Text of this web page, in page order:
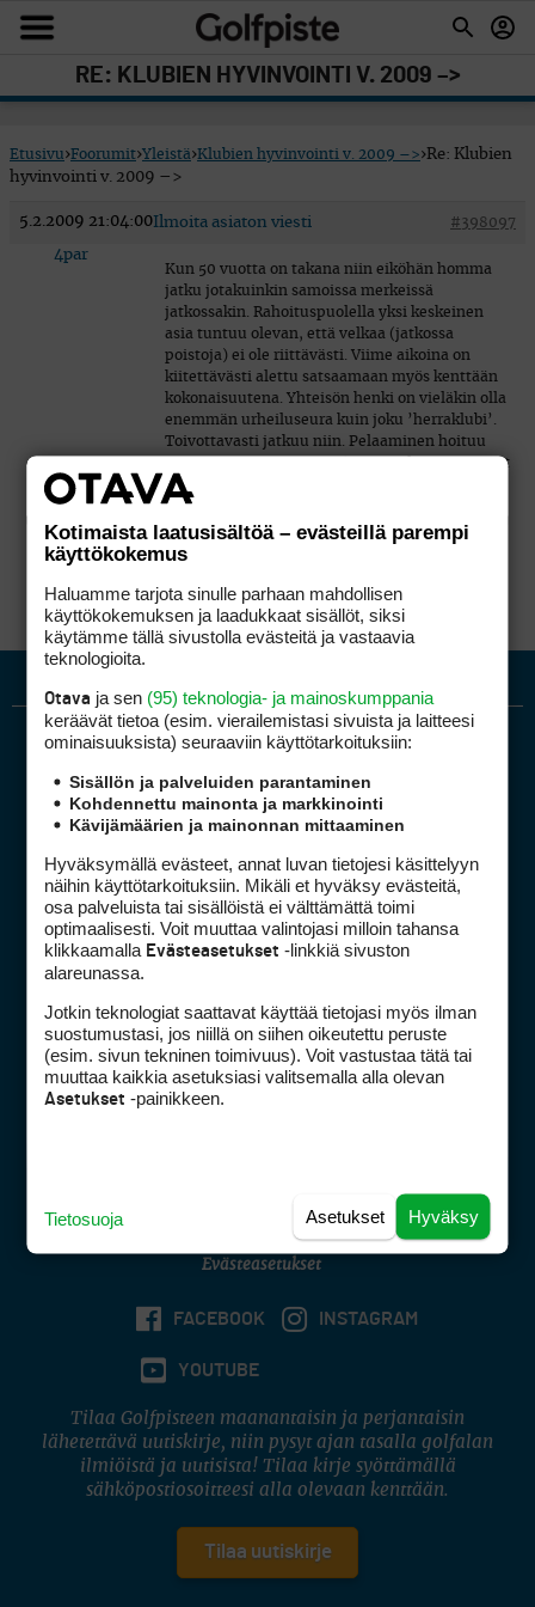
RE: KLUBIEN HYVINVOINTI V. 2009 –>
Etusivu›Foorumit›Yleistä›Klubien hyvinvointi v. 2009 –>›Re: Klubien
hyvinvointi v. 2009 –>
5.2.2009 21:04:00 #398097
Ilmoita asiaton viesti
4par
Kun 50 vuotta on takana niin eiköhän homma
jatku jotakuinkin samoissa merkeissä
jatkossakin. Rahoituspuolella yksi keskeinen
asia tuntuu olevan, että velkaa (jatkossa
poistoja) ei ole riittävästi. Viime aikoina on
kiitettävästi alettu satsaamaan myös kenttään
kokonaisuutena. Yhteisön henki on vieläkin olla
enemmän urheiluseura kuin joku ’herraklubi’.
Toivottavasti jatkuu niin. Pelaaminen hoituu
sopivan ripeästi ja oma-/vieraspelaaminen ovat
hyvässä tasapainossa.
Siis: no hätä!
Golfpiste mediakortti
Mediahinnasto
Tietoa verkon kävijöistä
Asiakaspalvelu
Digipalvelut(09) 156 6227
Käyttöehdot
Evästeasetukset
FACEBOOK INSTAGRAM
YOUTUBE
Tilaa Golfpisteen maanantaisin ja perjantaisin
lähetettävä uutiskirje, niin pysyt ajan tasalla golfalan
ilmiöistä ja uutisista! Tilaa kirje syöttämällä
sähköpostiosoitteesi alla olevaan kenttään.
Tilaa uutiskirje
Kotimaista laatusisältöä – evästeillä parempi
käyttökokemus
Haluamme tarjota sinulle parhaan mahdollisen
käyttökokemuksen ja laadukkaat sisällöt, siksi
käytämme tällä sivustolla evästeitä ja vastaavia
teknologioita.
Otava ja sen (95) teknologia- ja mainoskumppania
keräävät tietoa (esim. vierailemis­tasi sivuista ja laitteesi
ominaisuuk­sista) seuraaviin käyttötarkoituksiin:
Sisällön ja palveluiden parantaminen
Kohdennettu mainonta ja markkinointi
Kävijämäärien ja mainonnan mittaaminen
Hyväksymällä evästeet, annat luvan tietojesi käsittelyyn
näihin käyttötarkoituksiin. Mikäli et hyväksy evästeitä,
osa palveluista tai sisällöistä ei välttämättä toimi
optimaalisesti. Voit muuttaa valintojasi milloin tahansa
klikkaamalla Evästeasetukset -linkkiä sivuston
alareunassa.
Jotkin teknologiat saattavat käyttää tietojasi myös ilman
suostumustasi, jos niillä on siihen oikeutettu peruste
(esim. sivun tekninen toimivuus). Voit vastustaa tätä tai
muuttaa kaikkia asetuksiasi valitsemalla alla olevan
Asetukset -painikkeen.
Hyväksy
Asetukset
Tietosuoja